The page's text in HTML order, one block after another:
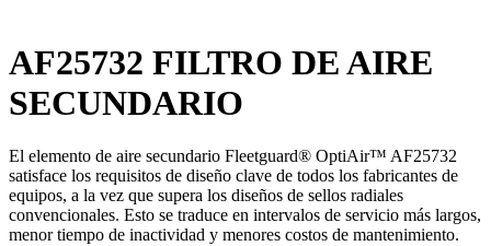
AF25732 FILTRO DE AIRE
SECUNDARIO
El elemento de aire secundario Fleetguard® OptiAir™ AF25732
satisface los requisitos de diseño clave de todos los fabricantes de
equipos, a la vez que supera los diseños de sellos radiales
convencionales. Esto se traduce en intervalos de servicio más largos,
menor tiempo de inactividad y menores costos de mantenimiento.